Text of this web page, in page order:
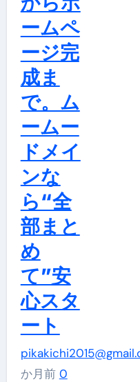
メ
イ
ン
を
紹
介
何
を
す
る
イ
ト
か”が
一
目
ームペ
ージ完
成ま
で。ム
ームー
ドメイ
ンな
ら“全
部まと
め
て”安
心スタ
ート
か月前 0